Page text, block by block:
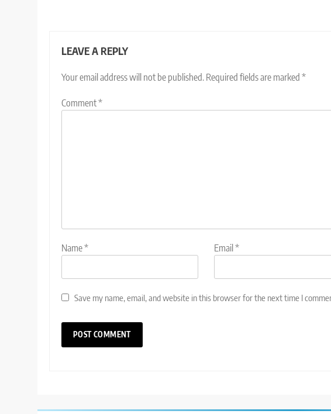
LEAVE A REPLY
Your email address will not be published. Required fields are marked *
Comment*
Name* Email *
Save my name, email, and website in this browser for the next time I